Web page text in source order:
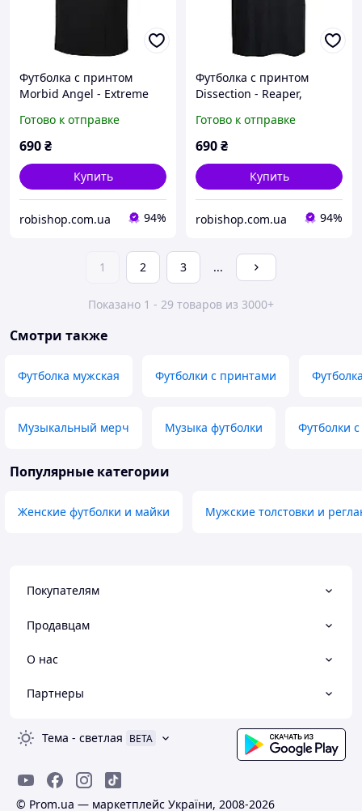
Футболка с принтом
Morbid Angel - Extreme
Готово к отправке
690₴
Купить
robishop.com.ua 94%
Футболка с принтом
Dissection - Reaper,
Готово к отправке
690₴
Купить
robishop.com.ua 94%
1 2 3 ...
Показано 1 - 29 товаров из 3000+
Смотри также
Футболка мужская Футболки с принтами
Музыкальный мерч Музыка футболки Футболки
Популярные категории
Женские футболки и майки Мужские толстовки и
Покупателям
Продавцам
О нас
Партнеры
Тема - светлая BETA
© Prom.ua — маркетплейс України, 2008-2026